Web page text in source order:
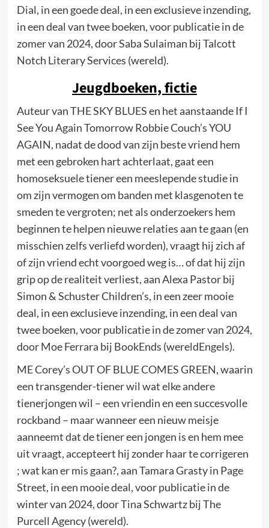
Dial, in een goede deal, in een exclusieve inzending,
in een deal van twee boeken, voor publicatie in de
zomer van 2024, door Saba Sulaiman bij Talcott
Notch Literary Services (wereld).
Jeugdboeken, fictie
Auteur van THE SKY BLUES en het aanstaande If I
See You Again Tomorrow Robbie Couch’s YOU
AGAIN, nadat de dood van zijn beste vriend hem
met een gebroken hart achterlaat, gaat een
homoseksuele tiener een meeslepende studie in
om zijn vermogen om banden met klasgenoten te
smeden te vergroten; net als onderzoekers hem
beginnen te helpen nieuwe relaties aan te gaan (en
misschien zelfs verliefd worden), vraagt ​​hij zich af
of zijn vriend echt voorgoed weg is… of dat hij zijn
grip op de realiteit verliest, aan Alexa Pastor bij
Simon & Schuster Children’s, in een zeer mooie
deal, in een exclusieve inzending, in een deal van
twee boeken, voor publicatie in de zomer van 2024,
door Moe Ferrara bij BookEnds (wereldEngels).
ME Corey’s OUT OF BLUE COMES GREEN, waarin
een transgender-tiener wil wat elke andere
tienerjongen wil – een vriendin en een succesvolle
rockband – maar wanneer een nieuw meisje
aanneemt dat de tiener een jongen is en hem mee
uit vraagt, accepteert hij zonder haar te corrigeren
; wat kan er mis gaan?, aan Tamara Grasty in Page
Street, in een mooie deal, voor publicatie in de
winter van 2024, door Tina Schwartz bij The
Purcell Agency (wereld).